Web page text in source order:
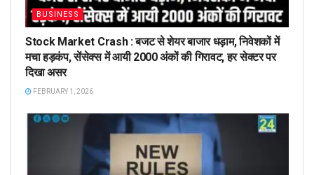
BUSINESS
Stock Market Crash : बजट से शेयर बाजार धड़ाम, निवेशकों में
मचा हड़कंप, सेंसेक्स में आयी 2000 अंकों की गिरावट, हर सेक्टर पर
दिखा असर
FEBRUARY 1, 2026